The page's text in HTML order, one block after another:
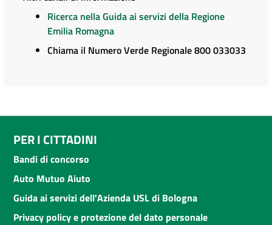
Ricerca nella Guida ai servizi della Regione
Emilia Romagna
Chiama il Numero Verde Regionale 800 033033
PER I CITTADINI
Bandi di concorso
Auto Mutuo Aiuto
Guida ai servizi dell'Azienda USL di Bologna
Privacy policy e protezione del dato personale